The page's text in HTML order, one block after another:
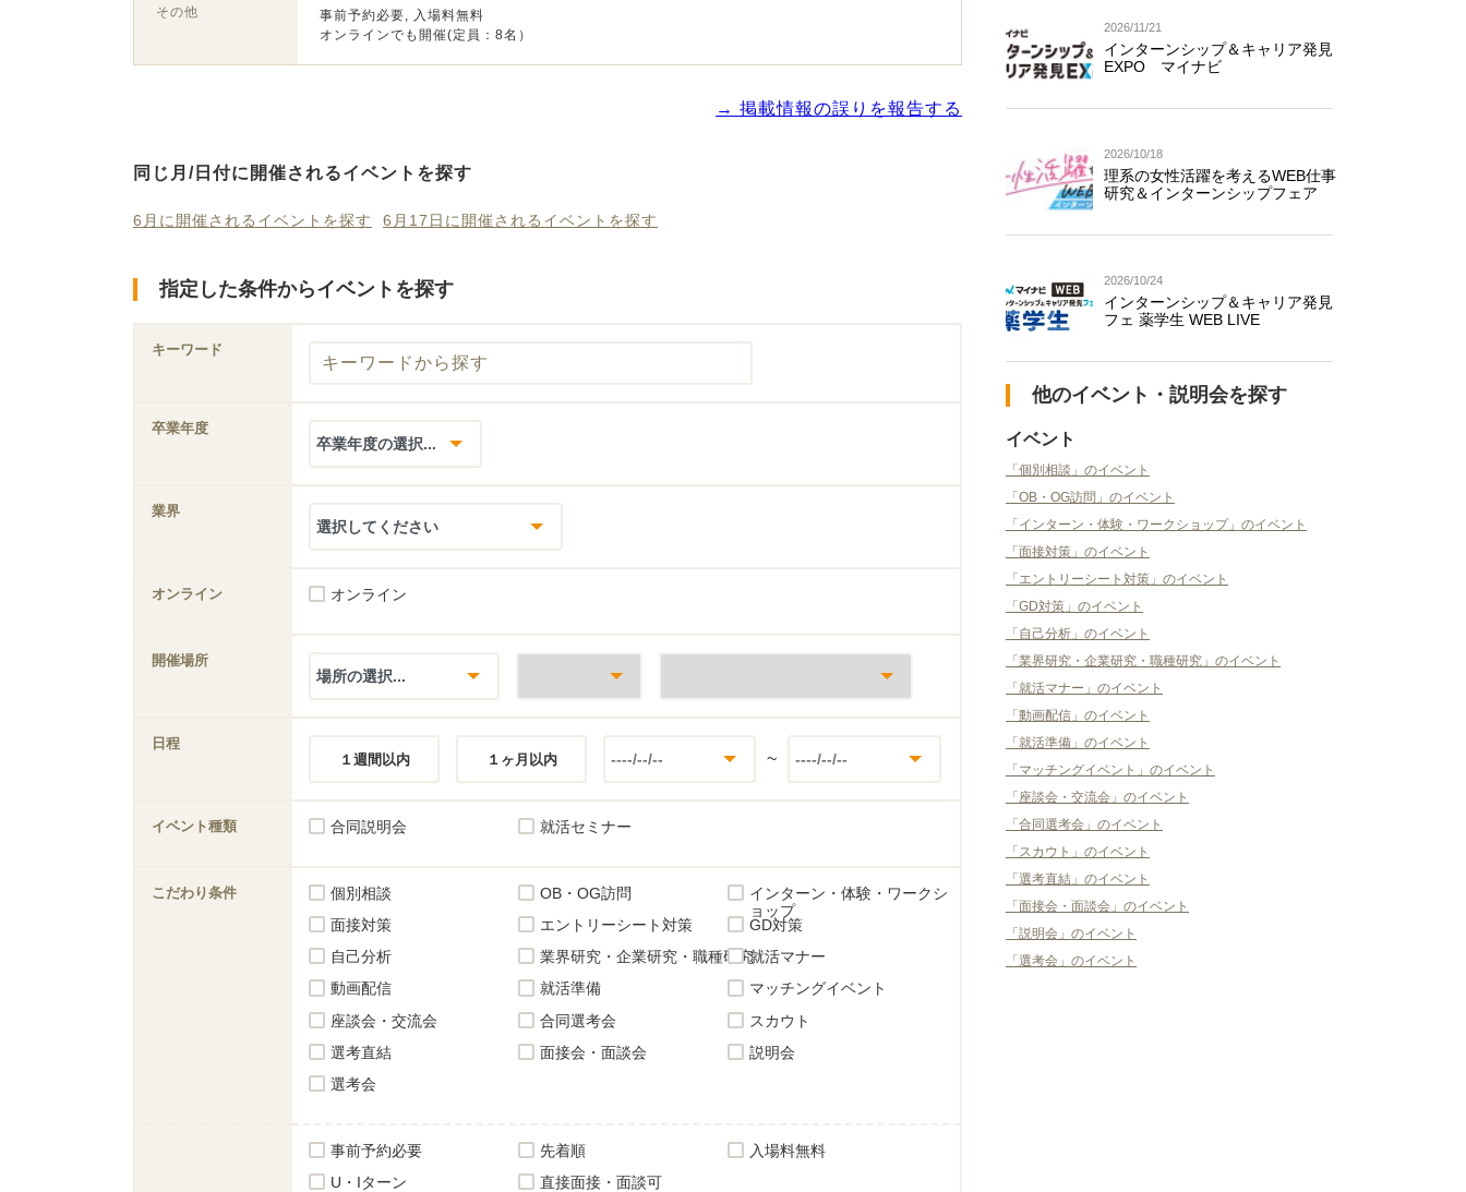
その他
事前予約必要, 入場料無料
オンラインでも開催(定員：8名）
→ 掲載情報の誤りを報告する
同じ月/日付に開催されるイベントを探す
6月に開催されるイベントを探す 6月17日に開催されるイベントを探す
指定した条件からイベントを探す
キーワード
卒業年度
業界
オンライン オンライン
開催場所
日程
１週間以内
１ヶ月以内 ~
イベント種類 合同説明会 就活セミナー
こだわり条件 個別相談 OB・OG訪問
インターン・体験・ワークシ
ョップ
面接対策
エントリーシート対策
GD対策
自己分析
業界研究・企業研究・職種研究就活マナー
動画配信
就活準備
マッチングイベント
座談会・交流会
合同選考会
スカウト
選考直結
面接会・面談会
説明会
選考会
事前予約必要 先着順
入場料無料
U・Iターン
直接面接・面談可
2026/11/21
インターンシップ＆キャリア発見
EXPO マイナビ
2026/10/18
理系の女性活躍を考えるWEB仕事
研究＆インターンシップフェア
2026/10/24
インターンシップ＆キャリア発見
フェ 薬学生 WEB LIVE
他のイベント・説明会を探す
イベント
「個別相談」のイベント
「OB・OG訪問」のイベント
「インターン・体験・ワークショップ」のイベント
「面接対策」のイベント
「エントリーシート対策」のイベント
「GD対策」のイベント
「自己分析」のイベント
「業界研究・企業研究・職種研究」のイベント
「就活マナー」のイベント
「動画配信」のイベント
「就活準備」のイベント
「マッチングイベント」のイベント
「座談会・交流会」のイベント
「合同選考会」のイベント
「スカウト」のイベント
「選考直結」のイベント
「面接会・面談会」のイベント
「説明会」のイベント
「選考会」のイベント